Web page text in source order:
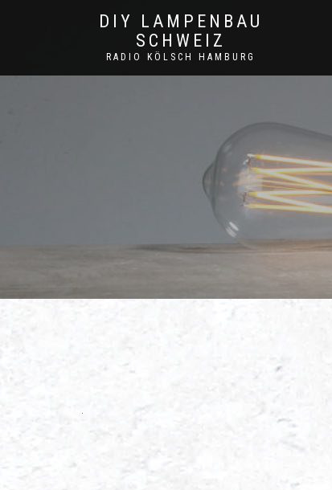
DIY LAMPENBAU
SCHWEIZ
RADIO KÖLSCH HAMBURG